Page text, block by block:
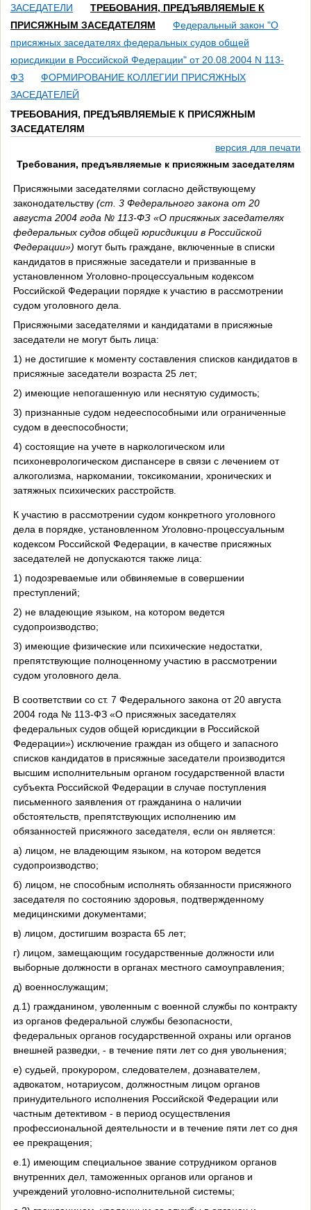
ЗАСЕДАТЕЛИ
ТРЕБОВАНИЯ, ПРЕДЪЯВЛЯЕМЫЕ К
ПРИСЯЖНЫМ ЗАСЕДАТЕЛЯМ
Федеральный закон "О
присяжных заседателях федеральных судов общей
юрисдикции в Российской Федерации" от 20.08.2004 N 113-
ФЗ
ФОРМИРОВАНИЕ КОЛЛЕГИИ ПРИСЯЖНЫХ
ЗАСЕДАТЕЛЕЙ
ТРЕБОВАНИЯ, ПРЕДЪЯВЛЯЕМЫЕ К ПРИСЯЖНЫМ
ЗАСЕДАТЕЛЯМ
версия для печати
Требования, предъявляемые к присяжным заседателям
Присяжными заседателями согласно действующему
законодательству (ст. 3 Федерального закона от 20
августа 2004 года № 113-ФЗ «О присяжных заседателях
федеральных судов общей юрисдикции в Российской
Федерации») могут быть граждане, включенные в списки
кандидатов в присяжные заседатели и призванные в
установленном Уголовно-процессуальным кодексом
Российской Федерации порядке к участию в рассмотрении
судом уголовного дела.
Присяжными заседателями и кандидатами в присяжные
заседатели не могут быть лица:
1) не достигшие к моменту составления списков кандидатов в
присяжные заседатели возраста 25 лет;
2) имеющие непогашенную или неснятую судимость;
3) признанные судом недееспособными или ограниченные
судом в дееспособности;
4) состоящие на учете в наркологическом или
психоневрологическом диспансере в связи с лечением от
алкоголизма, наркомании, токсикомании, хронических и
затяжных психических расстройств.
К участию в рассмотрении судом конкретного уголовного
дела в порядке, установленном Уголовно-процессуальным
кодексом Российской Федерации, в качестве присяжных
заседателей не допускаются также лица:
1) подозреваемые или обвиняемые в совершении
преступлений;
2) не владеющие языком, на котором ведется
судопроизводство;
3) имеющие физические или психические недостатки,
препятствующие полноценному участию в рассмотрении
судом уголовного дела.
В соответствии со ст. 7 Федерального закона от 20 августа
2004 года № 113-ФЗ «О присяжных заседателях
федеральных судов общей юрисдикции в Российской
Федерации») исключение граждан из общего и запасного
списков кандидатов в присяжные заседатели производится
высшим исполнительным органом государственной власти
субъекта Российской Федерации в случае поступления
письменного заявления от гражданина о наличии
обстоятельств, препятствующих исполнению им
обязанностей присяжного заседателя, если он является:
а) лицом, не владеющим языком, на котором ведется
судопроизводство;
б) лицом, не способным исполнять обязанности присяжного
заседателя по состоянию здоровья, подтвержденному
медицинскими документами;
в) лицом, достигшим возраста 65 лет;
г) лицом, замещающим государственные должности или
выборные должности в органах местного самоуправления;
д) военнослужащим;
д.1) гражданином, уволенным с военной службы по контракту
из органов федеральной службы безопасности,
федеральных органов государственной охраны или органов
внешней разведки, - в течение пяти лет со дня увольнения;
е) судьей, прокурором, следователем, дознавателем,
адвокатом, нотариусом, должностным лицом органов
принудительного исполнения Российской Федерации или
частным детективом - в период осуществления
профессиональной деятельности и в течение пяти лет со дня
ее прекращения;
е.1) имеющим специальное звание сотрудником органов
внутренних дел, таможенных органов или органов и
учреждений уголовно-исполнительной системы;